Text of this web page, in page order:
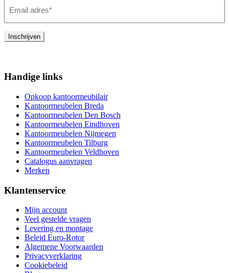
adres(Vereist)
Inschrijven
Handige links
Opkoop kantoormeubilair
Kantoormeubelen Breda
Kantoormeubelen Den Bosch
Kantoormeubelen Eindhoven
Kantoormeubelen Nijmegen
Kantoormeubelen Tilburg
Kantoormeubelen Veldhoven
Catalogus aanvragen
Merken
Klantenservice
Mijn account
Veel gestelde vragen
Levering en montage
Beleid Euro-Rotor
Algemene Voorwaarden
Privacyverklaring
Cookiebeleid